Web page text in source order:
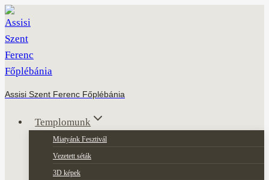
Skip
to
content
Assisi Szent Ferenc Főplébánia
Templomunk
Miatyánk Fesztivál
Vezetett séták
3D képek